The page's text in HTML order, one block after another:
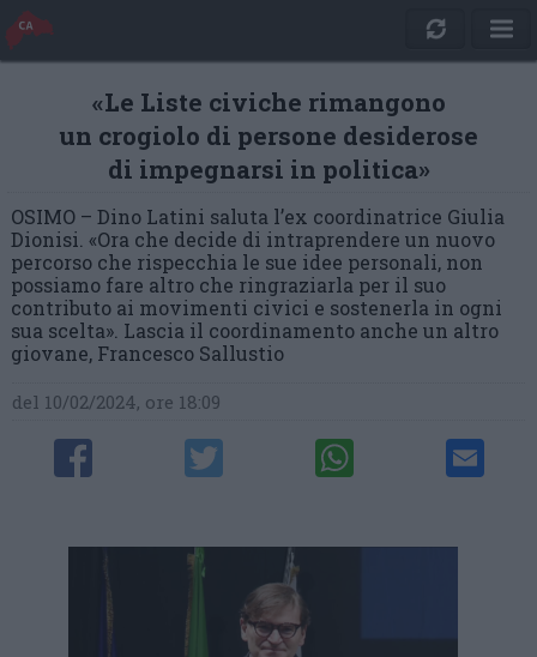
«Le Liste civiche rimangono
un crogiolo di persone desiderose
di impegnarsi in politica»
OSIMO – Dino Latini saluta l’ex coordinatrice Giulia
Dionisi. «Ora che decide di intraprendere un nuovo
percorso che rispecchia le sue idee personali, non
possiamo fare altro che ringraziarla per il suo
contributo ai movimenti civici e sostenerla in ogni
sua scelta». Lascia il coordinamento anche un altro
giovane, Francesco Sallustio
del 10/02/2024, ore 18:09